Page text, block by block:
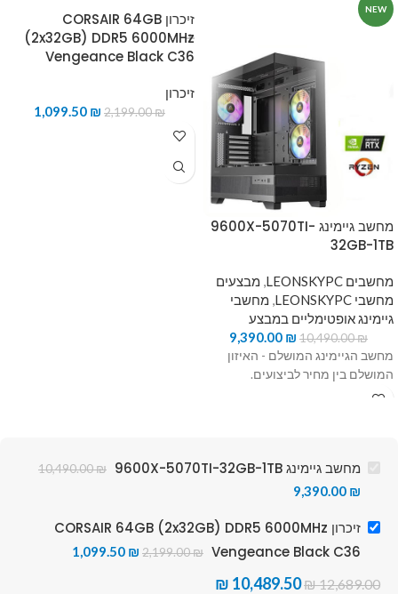
NEW
מחשב גיימינג 9600X-5070TI-
32GB-1TB
מחשבים LEONSKYPC , מבצעים
מחשבי LEONSKYPC
, מחשבי
גיימינג אופטימליים במבצע
10,490.00₪
9,390.00 ₪
מחשב הגיימינג המושלם - האיזון
המושלם בין מחיר לביצועים.
זיכרון CORSAIR 64GB
(2x32GB) DDR5 6000MHz
Vengeance Black C36
זיכרון
2,199.00₪
1,099.50 ₪
מחשב גיימינג 9600X-5070TI-32GB-1TB 10,490.00₪
9,390.00 ₪
זיכרון CORSAIR 64GB (2x32GB) DDR5 6000MHz
Vengeance Black C36
2,199.00₪
1,099.50 ₪
12,689.00
₪
10,489.50
₪